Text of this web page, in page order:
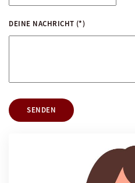
DEINE NACHRICHT (*)
SENDEN